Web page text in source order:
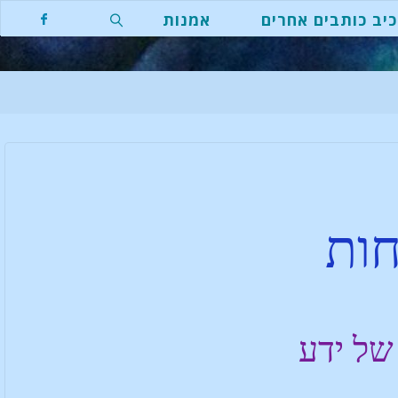
כותבים אחרים אמנות
של ידע